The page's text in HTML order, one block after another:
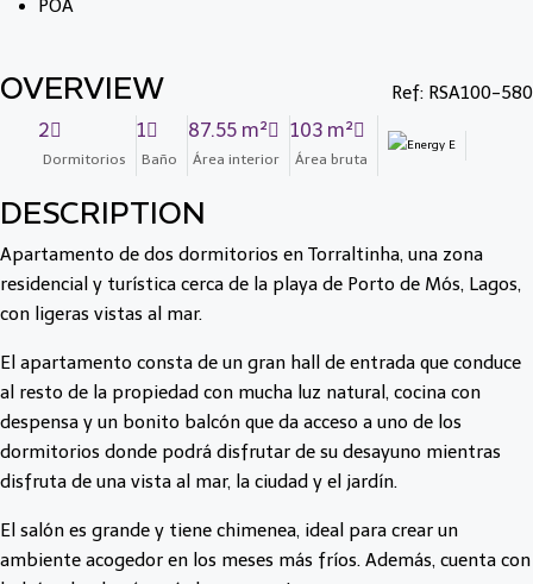
POA
OVERVIEW Ref: RSA100-580
2
Dormitorios
1
Baño
87.55 m²
Área interior
103 m²
Área bruta
DESCRIPTION
Apartamento de dos dormitorios en Torraltinha, una zona
residencial y turística cerca de la playa de Porto de Mós, Lagos,
con ligeras vistas al mar.
El apartamento consta de un gran hall de entrada que conduce
al resto de la propiedad con mucha luz natural, cocina con
despensa y un bonito balcón que da acceso a uno de los
dormitorios donde podrá disfrutar de su desayuno mientras
disfruta de una vista al mar, la ciudad y el jardín.
El salón es grande y tiene chimenea, ideal para crear un
ambiente acogedor en los meses más fríos. Además, cuenta con